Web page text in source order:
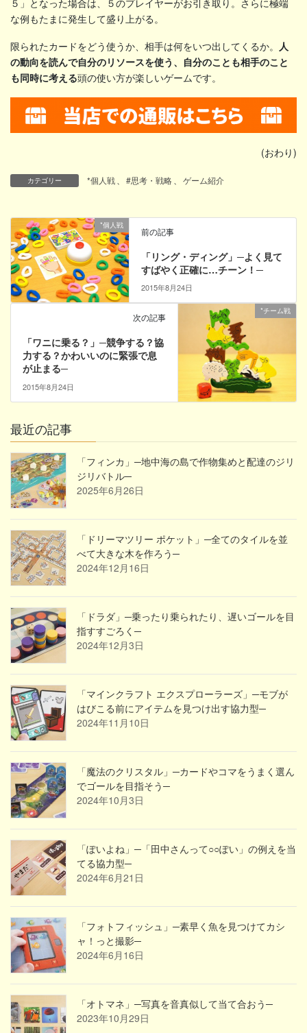
５」となった場合は、５のプレイヤーがお引き取り。さらに極端
な例もたまに発生して盛り上がる。
限られたカードをどう使うか、相手は何をいつ出してくるか。 人
の動向を読んで自分のリソースを使う、自分のことも相手のこと
も同時に考える頭の使い方が楽しいゲームです。
(おわり)
カテゴリー *個人戦 #思考・戦略 ゲーム紹介
*個人戦
前の記事
「リング・ディング」─よく見て
すばやく正確に…チーン！─
2015年8月24日
*チーム戦
次の記事
「ワニに乗る？」─競争する？協
力する？かわいいのに緊張で息
が止まる─
2015年8月24日
最近の記事
「フィンカ」─地中海の島で作物集めと配達のジリ
ジリバトル─
2025年6月26日
「ドリーマツリー ポケット」─全てのタイルを並
べて大きな木を作ろう─
2024年12月16日
「ドラダ」─乗ったり乗られたり、遅いゴールを目
指すすごろく─
2024年12月3日
「マインクラフト エクスプローラーズ」─モブが
はびこる前にアイテムを見つけ出す協力型─
2024年11月10日
「魔法のクリスタル」─カードやコマをうまく選ん
でゴールを目指そう─
2024年10月3日
「ぽいよね」─「田中さんって○○ぽい」の例えを当
てる協力型─
2024年6月21日
「フォトフィッシュ」─素早く魚を見つけてカシ
ャ！っと撮影─
2024年6月16日
「オトマネ」─写真を音真似して当て合おう─
2023年10月29日